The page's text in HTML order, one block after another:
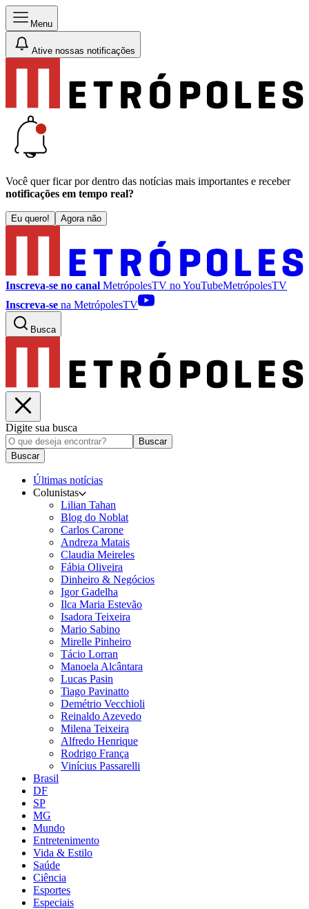
Menu
Ative nossas notificações
Você quer ficar por dentro das notícias mais importantes e receber
notificações em tempo real?
Eu quero! Agora não
Inscreva-se no canal MetrópolesTV noYouTubeMetrópolesTV
Inscreva-se na MetrópolesTV
Busca
Digite sua busca
Buscar
Buscar
Últimas notícias
Colunistas
Lilian Tahan
Blog do Noblat
Carlos Carone
Andreza Matais
Claudia Meireles
Fábia Oliveira
Dinheiro & Negócios
Igor Gadelha
Ilca Maria Estevão
Isadora Teixeira
Mario Sabino
Mirelle Pinheiro
Tácio Lorran
Manoela Alcântara
Lucas Pasin
Tiago Pavinatto
Demétrio Vecchioli
Reinaldo Azevedo
Milena Teixeira
Alfredo Henrique
Rodrigo França
Vinícius Passarelli
Brasil
DF
SP
MG
Mundo
Entretenimento
Vida & Estilo
Saúde
Ciência
Esportes
Especiais